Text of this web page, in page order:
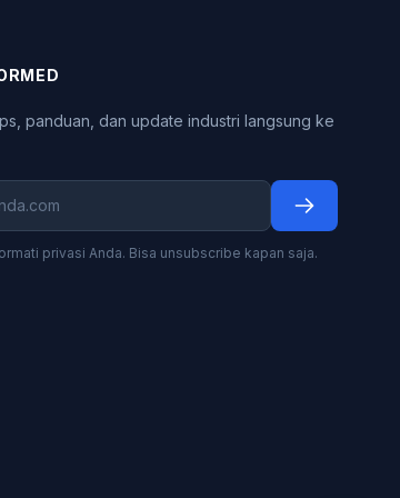
panduan, dan update industri langsung ke
privasi Anda. Bisa unsubscribe kapan saja.